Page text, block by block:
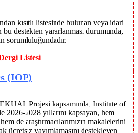
kısıtlı listesinde bulunan veya idari
bu destekten yararlanması durumunda,
sorumluluğundadır.
Listesi
(IOP)
Projesi kapsamında, Institute of
2026-2028 yıllarını kapsayan, hem
de araştırmacılarımızın makalelerini
ücretsiz yayımlamasını destekleyen